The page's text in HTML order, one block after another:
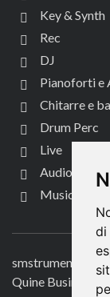
di
Key & Synth
Rec
DJ
Pianoforti e
Chitarre e
Drum Perc
Live
Audio per
Music Life
Quine Business